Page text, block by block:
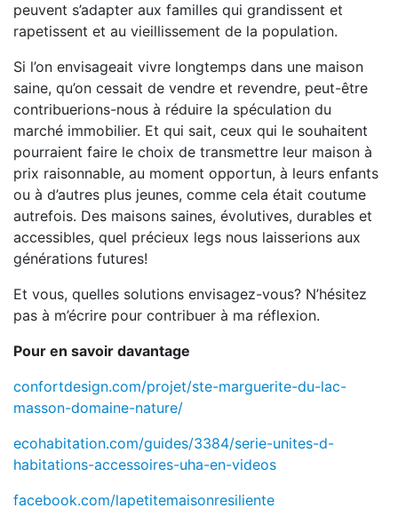
peuvent s’adapter aux familles qui grandissent et
rapetissent et au vieillissement de la population.
Si l’on envisageait vivre longtemps dans une maison
saine, qu’on cessait de vendre et revendre, peut-être
contribuerions-nous à réduire la spéculation du
marché immobilier. Et qui sait, ceux qui le souhaitent
pourraient faire le choix de transmettre leur maison à
prix raisonnable, au moment opportun, à leurs enfants
ou à d’autres plus jeunes, comme cela était coutume
autrefois. Des maisons saines, évolutives, durables et
accessibles, quel précieux legs nous laisserions aux
générations futures!
Et vous, quelles solutions envisagez-vous? N’hésitez
pas à m’écrire pour contribuer à ma réflexion.
Pour en savoir davantage
confortdesign.com/projet/ste-marguerite-du-lac-
masson-domaine-nature/
ecohabitation.com/guides/3384/serie-unites-d-
habitations-accessoires-uha-en-videos
facebook.com/lapetitemaisonresiliente